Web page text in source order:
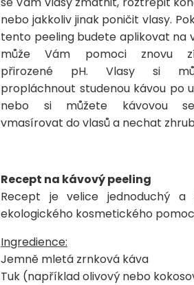
nebo jakkoliv jinak poničit vlasy.
tento peeling budete aplikovat na
může Vám pomoci znovu
přirozené pH. Vlasy si
propláchnout studenou kávou po
nebo si můžete kávovou
vmasírovat do vlasů a nechat
Recept na kávový peeling
Recept je velice jednoduchý
ekologického kosmetického
Ingredience:
Jemně mletá zrnková káva
Tuk (například olivový nebo